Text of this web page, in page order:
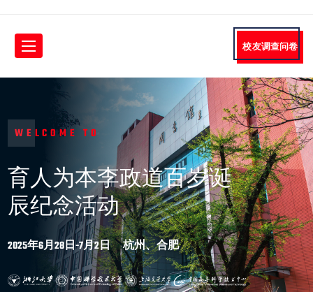
校友调查问卷
为本李政道百岁诞
念活动
6月28日-7月2日 杭州、合肥
WELCOME TO
育人为本李政道
辰纪念活动
2025年6月28日-7月2日 杭州、合肥
WELCOME TO
育人为本李政道百岁诞
辰纪念活动
2025年6月28日-7月2日 杭州、合肥
TO
道百岁诞
州、合肥
WELCOME TO
育人为本李政道百岁诞
辰纪念活动
2025年6月28日-7月2日 杭州、合肥